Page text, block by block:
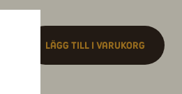
Lägg till i varukorg